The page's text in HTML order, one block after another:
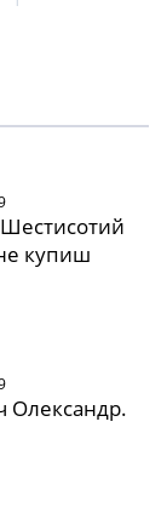
купиш
Олександр.